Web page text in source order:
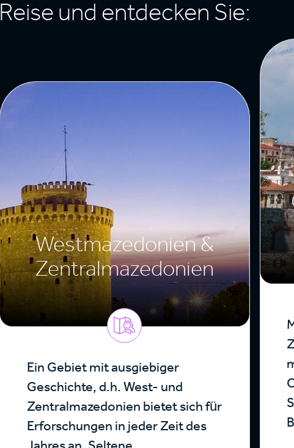
Reise und entdecken Sie:
Westmazedonien &
Zentralmazedonien
Ein Gebiet mit ausgiebiger
Geschichte, d.h. West- und
Zentralmazedonien bietet sich für
Erforschungen in jeder Zeit des